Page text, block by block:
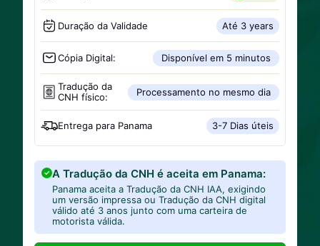
Duração da Validade Até 3 years
Cópia Digital: Disponível em 5 minutos
Tradução da
CNH físico:
Processamento no mesmo dia
Entrega para Panama 3-7 Dias úteis
A Tradução da CNH é aceita em Panama:
Panama aceita a Tradução da CNH IAA, exigindo
um versão impressa ou Tradução da CNH digital
válido até 3 anos junto com uma carteira de
motorista válida.